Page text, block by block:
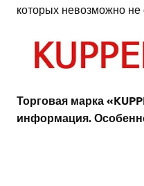
которых невозможно не
Торговая марка
информация.